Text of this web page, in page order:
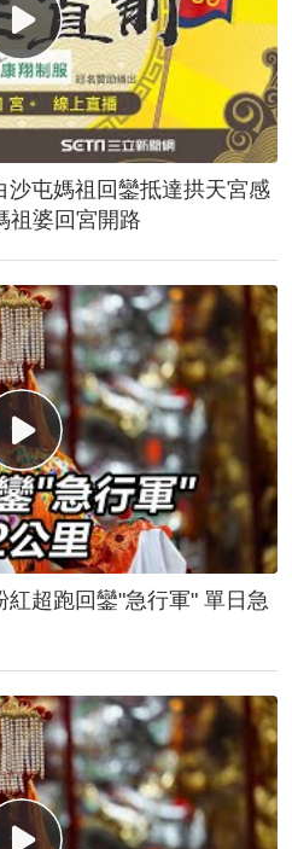
沙屯媽祖回鑾抵達拱天宮感
祖婆回宮開路
跑回鑾"急行軍" 單日急